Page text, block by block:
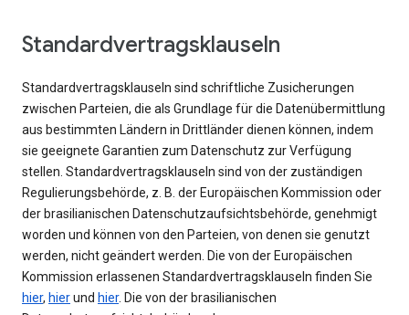
Standardvertragsklauseln
Standardvertragsklauseln sind schriftliche Zusicherungen
zwischen Parteien, die als Grundlage für die Datenübermittlung
aus bestimmten Ländern in Drittländer dienen können, indem
sie geeignete Garantien zum Datenschutz zur Verfügung
stellen. Standardvertragsklauseln sind von der zuständigen
Regulierungsbehörde, z. B. der Europäischen Kommission oder
der brasilianischen Datenschutzaufsichtsbehörde, genehmigt
worden und können von den Parteien, von denen sie genutzt
werden, nicht geändert werden. Die von der Europäischen
Kommission erlassenen Standardvertragsklauseln finden Sie
hier, hierund hier. Die von der brasilianischen